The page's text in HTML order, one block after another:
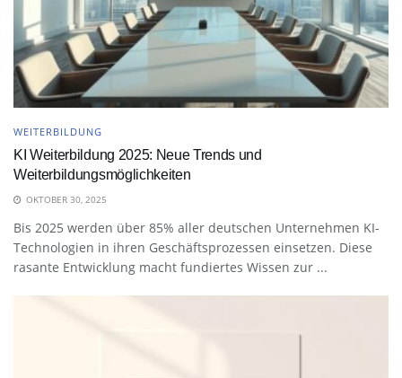
WEITERBILDUNG
KI Weiterbildung 2025: Neue Trends und
Weiterbildungsmöglichkeiten
OKTOBER 30, 2025
Bis 2025 werden über 85% aller deutschen Unternehmen KI-
Technologien in ihren Geschäftsprozessen einsetzen. Diese
rasante Entwicklung macht fundiertes Wissen zur ...